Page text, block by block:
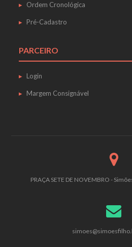
Ordem Cronológica
Pré-Cadastro
PARCEIRO
Login
Margem Consignável
PRAÇA SETE DE NOVEMBRO -